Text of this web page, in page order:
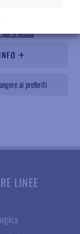
per il prezzo
INFO
ai preferiti
LINEE